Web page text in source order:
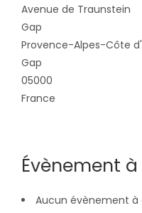
Avenue de Traunstein
Gap
Provence-Alpes-Côte
Gap
05000
France
Évènement
Aucun évènement